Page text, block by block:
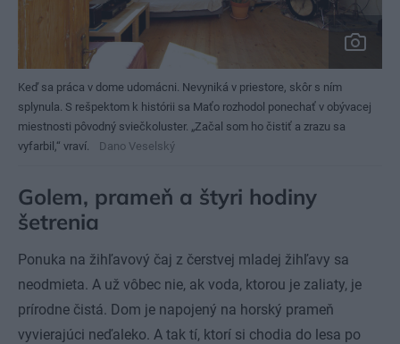
Keď sa práca v dome udomácni. Nevyniká v priestore, skôr s ním
splynula. S rešpektom k histórii sa Maťo rozhodol ponechať v obývacej
miestnosti pôvodný sviečkoluster. „Začal som ho čistiť a zrazu sa
vyfarbil,“ vraví.
Dano Veselský
Golem, prameň a štyri hodiny
šetrenia
Ponuka na žihľavový čaj z čerstvej mladej žihľavy sa
neodmieta. A už vôbec nie, ak voda, ktorou je zaliaty, je
prírodne čistá. Dom je napojený na horský prameň
vyvierajúci neďaleko. A tak tí, ktorí si chodia do lesa po